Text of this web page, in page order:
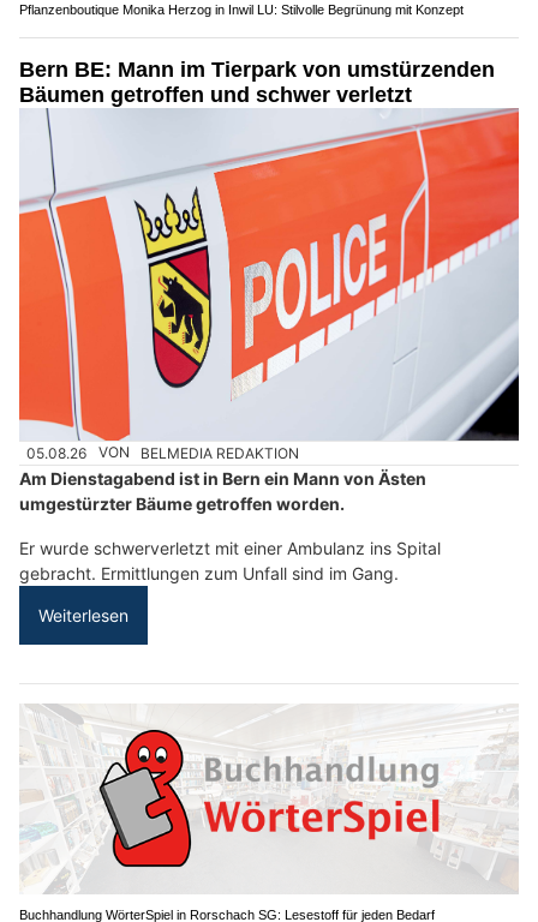
Pflanzenboutique Monika Herzog in Inwil LU: Stilvolle Begrünung mit Konzept
Bern BE: Mann im Tierpark von umstürzenden
Bäumen getroffen und schwer verletzt
05.08.26 VON BELMEDIA REDAKTION
Am Dienstagabend ist in Bern ein Mann von Ästen
umgestürzter Bäume getroffen worden.
Er wurde schwerverletzt mit einer Ambulanz ins Spital
gebracht. Ermittlungen zum Unfall sind im Gang.
Weiterlesen
Buchhandlung WörterSpiel in Rorschach SG: Lesestoff für jeden Bedarf